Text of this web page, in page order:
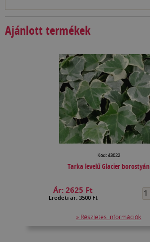
Ajánlott termékek
Kód: 43022
Tarka levelű Glacier borostyán
Ár:2625 Ft
Eredeti ár: 3500 Ft
» Részletes információk